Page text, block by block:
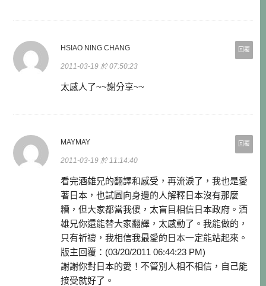
回覆
HSIAO NING CHANG
2011-03-19 於 07:50:23
太感人了~~謝分享~~
回覆
MAYMAY
2011-03-19 於 11:14:40
看完酒雄兄的翻譯和感受，再流淚了，我也是愛
著日本，也試圖向身邊的人解釋日本沒有那麼
糟，但大家都當我傻，太盲目相信日本政府。酒
雄兄你還能替大家翻譯，太感動了。我能做的，
只有祈禱，我相信我最愛的日本一定能站起來。
版主回覆：(03/20/2011 06:44:23 PM)
謝謝你對日本的愛！不管別人相不相信，自己能
接受就好了。